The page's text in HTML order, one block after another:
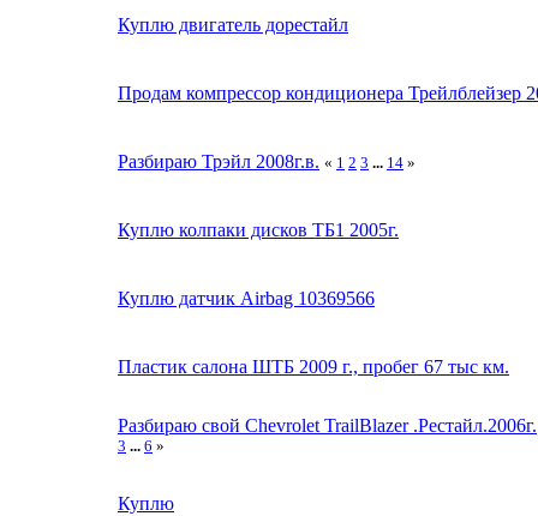
Куплю двигатель дорестайл
Продам компрессор кондиционера Трейлблейзер
Разбираю Трэйл 2008г.в. « 1 2 3 ... 14 »
Куплю колпаки дисков ТБ1 2005г.
Куплю датчик Airbag 10369566
Пластик салона ШТБ 2009 г., пробег 67 тыс км.
Разбираю свой Chevrolet TrailBlazer .Рестайл.2006г.
3 ... 6 »
Куплю